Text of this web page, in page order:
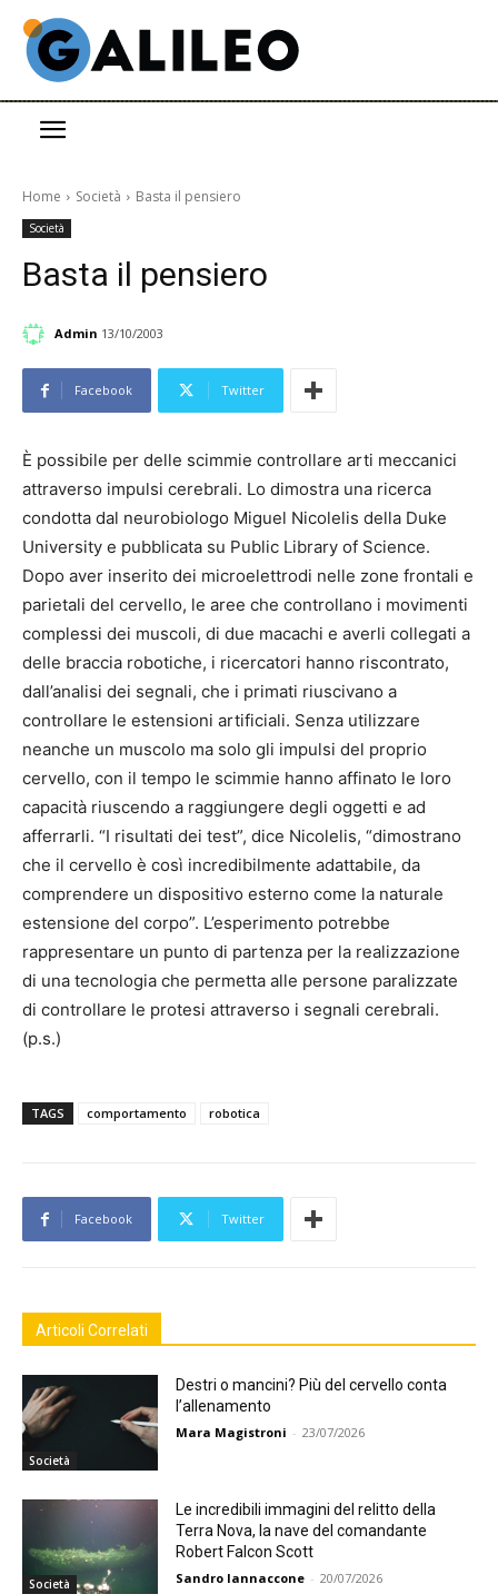
Home Società Basta il pensiero
Società
Basta il pensiero
Admin 13/10/2003
Facebook Twitter
È possibile per delle scimmie controllare arti meccanici
attraverso impulsi cerebrali. Lo dimostra una ricerca
condotta dal neurobiologo Miguel Nicolelis della Duke
University e pubblicata su Public Library of Science.
Dopo aver inserito dei microelettrodi nelle zone frontali e
parietali del cervello, le aree che controllano i movimenti
complessi dei muscoli, di due macachi e averli collegati a
delle braccia robotiche, i ricercatori hanno riscontrato,
dall’analisi dei segnali, che i primati riuscivano a
controllare le estensioni artificiali. Senza utilizzare
neanche un muscolo ma solo gli impulsi del proprio
cervello, con il tempo le scimmie hanno affinato le loro
capacità riuscendo a raggiungere degli oggetti e ad
afferrarli. “I risultati dei test”, dice Nicolelis, “dimostrano
che il cervello è così incredibilmente adattabile, da
comprendere un dispositivo esterno come la naturale
estensione del corpo”. L’esperimento potrebbe
rappresentare un punto di partenza per la realizzazione
di una tecnologia che permetta alle persone paralizzate
di controllare le protesi attraverso i segnali cerebrali.
(p.s.)
TAGS comportamento robotica
Facebook Twitter
Articoli Correlati
Società
Destri o mancini? Più del cervello conta
l’allenamento
Mara Magistroni - 23/07/2026
Società
Le incredibili immagini del relitto della
Terra Nova, la nave del comandante
Robert Falcon Scott
Sandro Iannaccone - 20/07/2026